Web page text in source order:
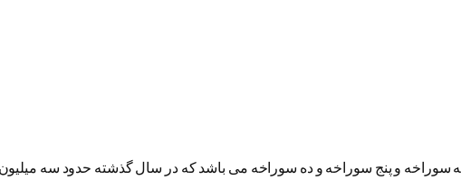
سوراخه و پنج سوراخه و ده سوراخه می باشد که در سال گذشته حدود سه میلیون